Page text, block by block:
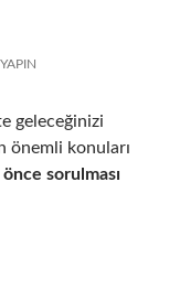
geleceğinizi
önemli konuları
sorulması